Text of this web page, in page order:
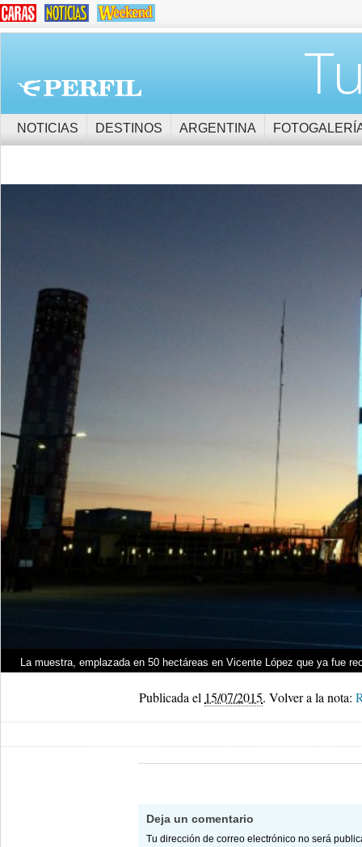
NOTICIAS DESTINOS ARGENTINA
La muestra, emplazada en 50 hectáreas en Vicente López que ya fue
Publicada el 15/07/2015. Volver a la nota:
Deja un comentario
Tu dirección de correo electrónico no será